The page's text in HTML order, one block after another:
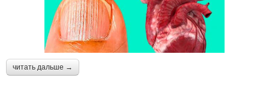
читать дальше →